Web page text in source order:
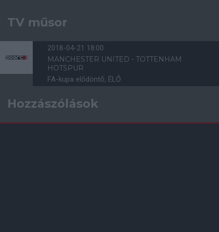
TV műsor
2018-04-21 18:00
MANCHESTER UNITED - TOTTENHAM
HOTSPUR
FA-kupa elődöntő, ÉLŐ
Hozzászólások